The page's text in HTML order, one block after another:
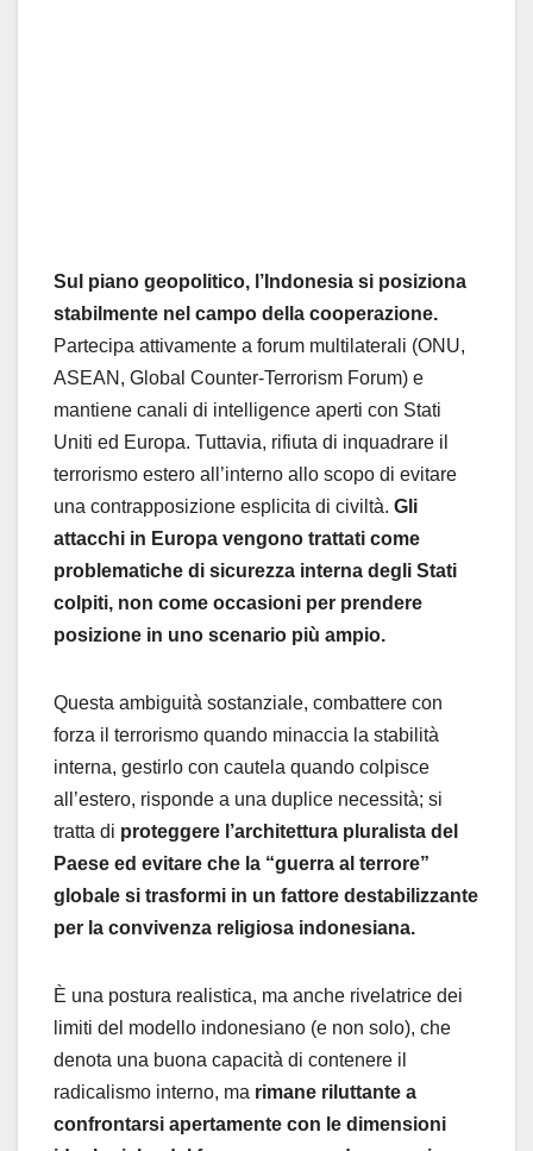
Sul piano geopolitico, l’Indonesia si posiziona
stabilmente nel campo della cooperazione.
Partecipa attivamente a forum multilaterali (ONU,
ASEAN, Global Counter-Terrorism Forum) e
mantiene canali di intelligence aperti con Stati
Uniti ed Europa. Tuttavia, rifiuta di inquadrare il
terrorismo estero all’interno allo scopo di evitare
una contrapposizione esplicita di civiltà. Gli
attacchi in Europa vengono trattati come
problematiche di sicurezza interna degli Stati
colpiti, non come occasioni per prendere
posizione in uno scenario più ampio.
Questa ambiguità sostanziale, combattere con
forza il terrorismo quando minaccia la stabilità
interna, gestirlo con cautela quando colpisce
all’estero, risponde a una duplice necessità; si
tratta di proteggere l’architettura pluralista del
Paese ed evitare che la “guerra al terrore”
globale si trasformi in un fattore destabilizzante
per la convivenza religiosa indonesiana.
È una postura realistica, ma anche rivelatrice dei
limiti del modello indonesiano (e non solo), che
denota una buona capacità di contenere il
radicalismo interno, ma rimane riluttante a
confrontarsi apertamente con le dimensioni